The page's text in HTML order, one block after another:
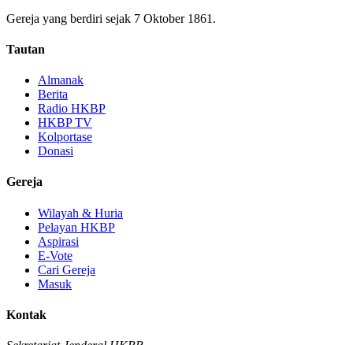
Gereja yang berdiri sejak 7 Oktober 1861.
Tautan
Almanak
Berita
Radio HKBP
HKBP TV
Kolportase
Donasi
Gereja
Wilayah & Huria
Pelayan HKBP
Aspirasi
E-Vote
Cari Gereja
Masuk
Kontak